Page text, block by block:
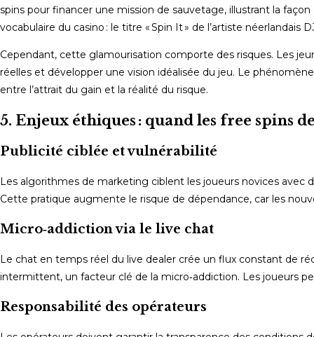
spins pour financer une mission de sauvetage, illustrant la
vocabulaire du casino : le titre « Spin It » de l’artiste néerlandais
Cependant, cette glamourisation comporte des risques. Les
réelles et développer une vision idéalisée du jeu. Le
entre l’attrait du gain et la réalité du risque.
5. Enjeux éthiques : quand les free spins
Publicité ciblée et vulnérabilité
Les algorithmes de marketing ciblent les joueurs novices avec
Cette pratique augmente le risque de dépendance, car les
Micro‑addiction via le live chat
Le chat en temps réel du live dealer crée un flux constant de
intermittent, un facteur clé de la micro‑addiction. Les joueurs
Responsabilité des opérateurs